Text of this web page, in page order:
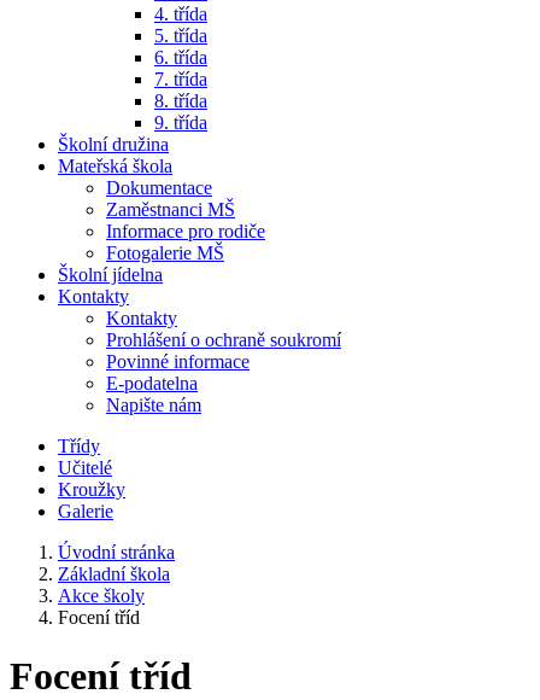
4. třída
5. třída
6. třída
7. třída
8. třída
9. třída
Školní družina
Mateřská škola
Dokumentace
Zaměstnanci MŠ
Informace pro rodiče
Fotogalerie MŠ
Školní jídelna
Kontakty
Kontakty
Prohlášení o ochraně soukromí
Povinné informace
E-podatelna
Napište nám
Třídy
Učitelé
Kroužky
Galerie
Úvodní stránka
Základní škola
Akce školy
Focení tříd
Focení tříd